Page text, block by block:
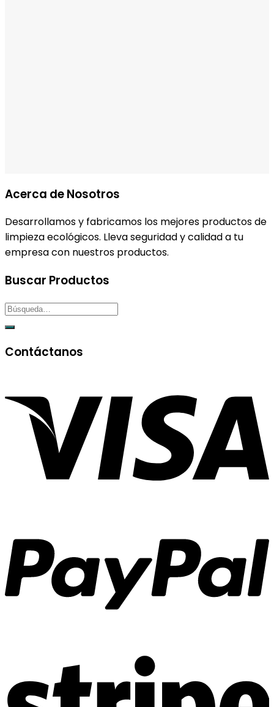
Acerca de Nosotros
Desarrollamos y fabricamos los mejores productos de
limpieza ecológicos. Lleva seguridad y calidad a tu
empresa con nuestros productos.
Buscar Productos
Contáctanos